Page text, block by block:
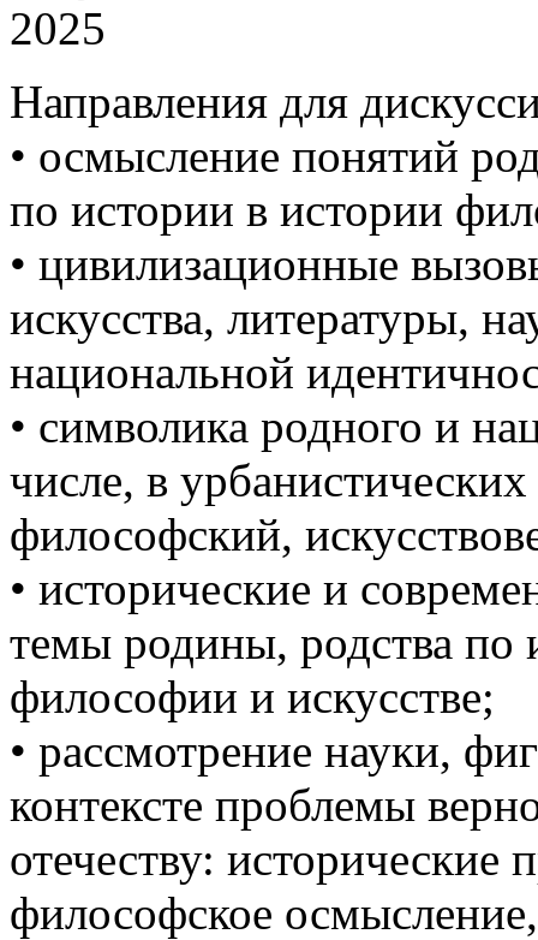
Направления для
• осмысление понятий
по истории в истории
• цивилизационные
искусства, литературы,
национальной
• символика родного и
числе, в
философский,
• исторические и
темы родины, родства по
философии и искусстве;
• рассмотрение науки,
контексте проблемы
отечеству:
философское